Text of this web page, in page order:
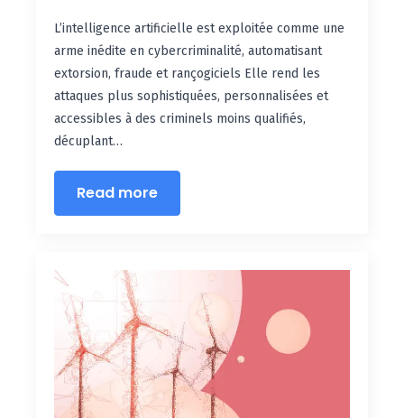
L’intelligence artificielle est exploitée comme une
arme inédite en cybercriminalité, automatisant
extorsion, fraude et rançogiciels Elle rend les
attaques plus sophistiquées, personnalisées et
accessibles à des criminels moins qualifiés,
décuplant…
Read more